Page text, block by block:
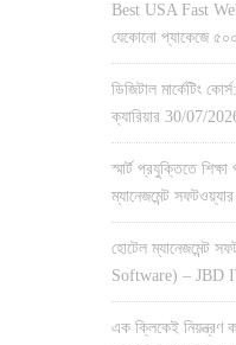
Best USA Fast
যেকোনো প্যাকেজে
ডিজিটাল মার্কেটিং
ক্যারিয়ার 30/07/
স্মার্ট প্রযুক্তিতে
ম্যানেজমেন্ট
হোটেল ম্যানেজমেন্ট
Software) – JBD
এক ক্লিকেই নিয়ন্ত্রণ